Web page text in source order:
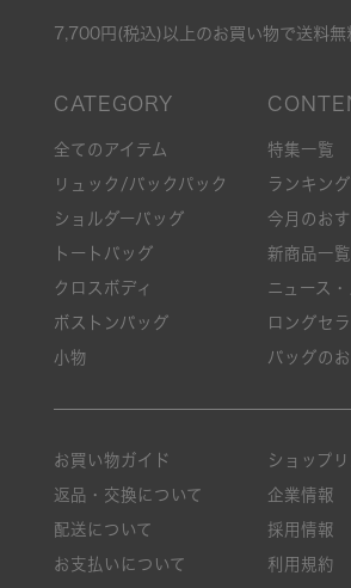
7,700円(税込)以上のお買い物で送料無
全てのアイテム
リュック/バックパック
ショルダーバッグ
トートバッグ
クロスボディ
ボストンバッグ
小物
特集一覧
ランキング
今月のお
新商品一覧
ニュース
ロングセ
バッグの
お買い物ガイド
返品・交換について
配送について
お支払いについて
ショップ
企業情報
採用情報
利用規約